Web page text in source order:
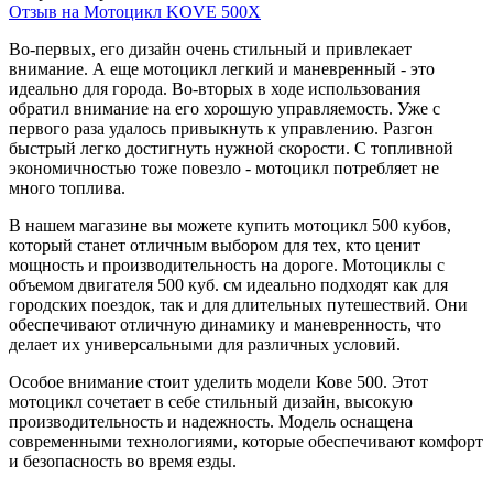
Отзыв на Мотоцикл KOVE 500X
Во-первых, его дизайн очень стильный и привлекает
внимание. А еще мотоцикл легкий и маневренный - это
идеально для города. Во-вторых в ходе использования
обратил внимание на его хорошую управляемость. Уже с
первого раза удалось привыкнуть к управлению. Разгон
быстрый легко достигнуть нужной скорости. С топливной
экономичностью тоже повезло - мотоцикл потребляет не
много топлива.
В нашем магазине вы можете купить мотоцикл 500 кубов,
который станет отличным выбором для тех, кто ценит
мощность и производительность на дороге. Мотоциклы с
объемом двигателя 500 куб. см идеально подходят как для
городских поездок, так и для длительных путешествий. Они
обеспечивают отличную динамику и маневренность, что
делает их универсальными для различных условий.
Особое внимание стоит уделить модели Кове 500. Этот
мотоцикл сочетает в себе стильный дизайн, высокую
производительность и надежность. Модель оснащена
современными технологиями, которые обеспечивают комфорт
и безопасность во время езды.